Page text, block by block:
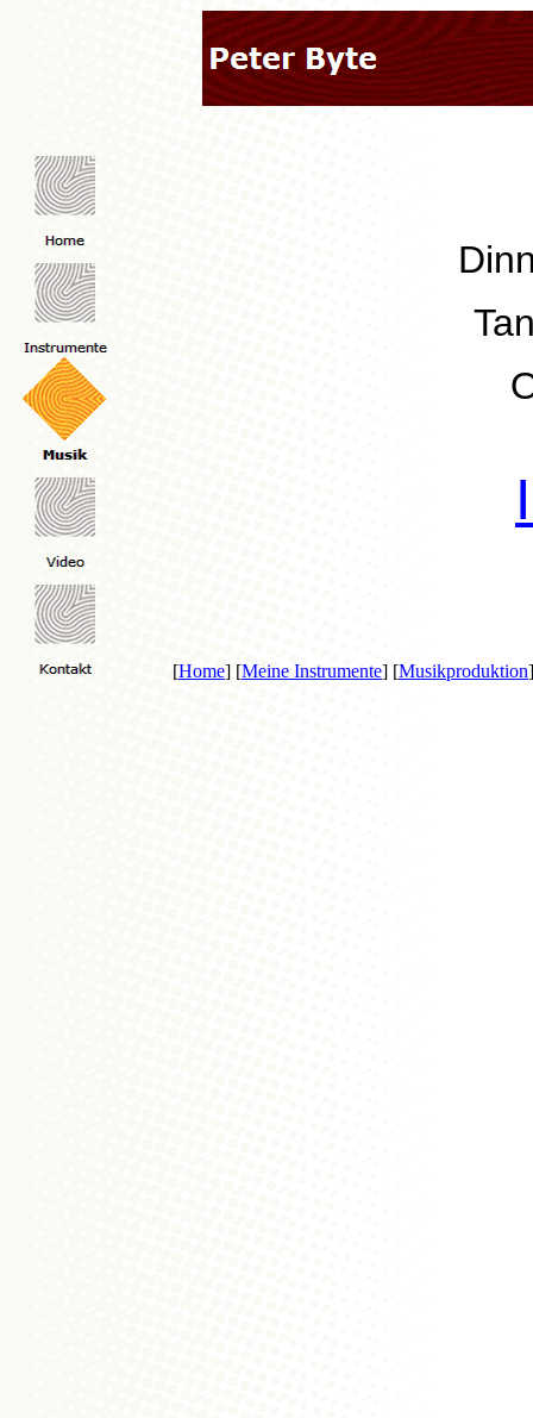
[Home] [Meine Instrumente] [Musikproduktion